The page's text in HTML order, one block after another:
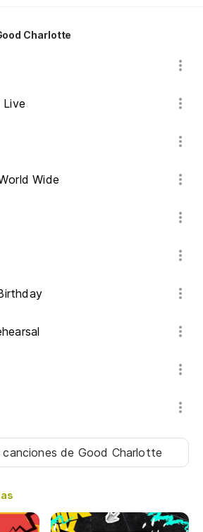
Charlotte
Live
Wide
cancionesde Good Charlotte